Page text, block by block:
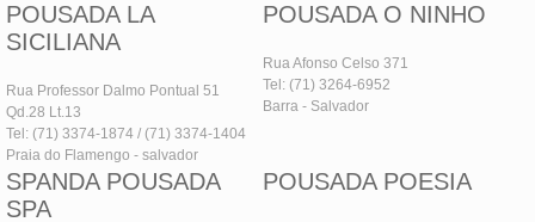
POUSADA LA
SICILIANA
Rua Professor Dalmo Pontual 51
Qd.28 Lt.13
Tel: (71) 3374-1874 / (71) 3374-1404
Praia do Flamengo - salvador
POUSADA O NINHO
Rua Afonso Celso 371
Tel: (71) 3264-6952
Barra - Salvador
SPANDA POUSADA
SPA
POUSADA POESIA